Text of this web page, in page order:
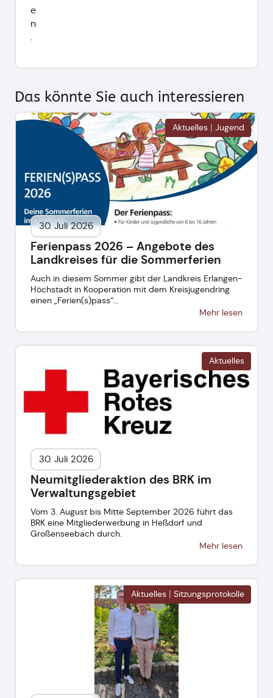
e
n
Das könnte Sie auch interessieren
Aktuelles| Jugend
30. Juli 2026
Ferienpass 2026 – Angebote des
Landkreises für die Sommerferien
Auch in diesem Sommer gibt der Landkreis Erlangen-
Höchstadt in Kooperation mit dem Kreisjugendring
einen „Ferien(s)pass“...
Mehr lesen
Aktuelles
30. Juli 2026
Neumitgliederaktion des BRK im
Verwaltungsgebiet
Vom 3. August bis Mitte September 2026 führt das
BRK eine Mitgliederwerbung in Heßdorf und
Großenseebach durch.
Mehr lesen
Aktuelles| Sitzungsprotokolle